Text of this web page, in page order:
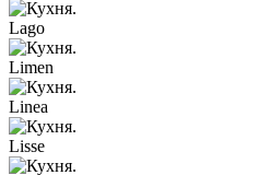
Lago
Limen
Linea
Lisse